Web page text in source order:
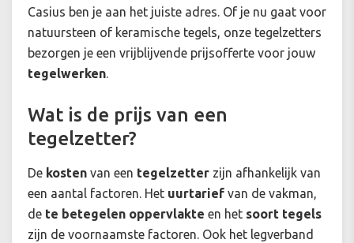
Casius ben je aan het juiste adres. Of je nu gaat voor
natuursteen of keramische tegels, onze tegelzetters
bezorgen je een vrijblijvende prijsofferte voor jouw
tegelwerken.
Wat is de prijs van een
tegelzetter?
De kosten van een tegelzetter zijn afhankelijk van
een aantal factoren. Het uurtarief van de vakman,
de te betegelen oppervlakte en het soort tegels
zijn de voornaamste factoren. Ook het legverband